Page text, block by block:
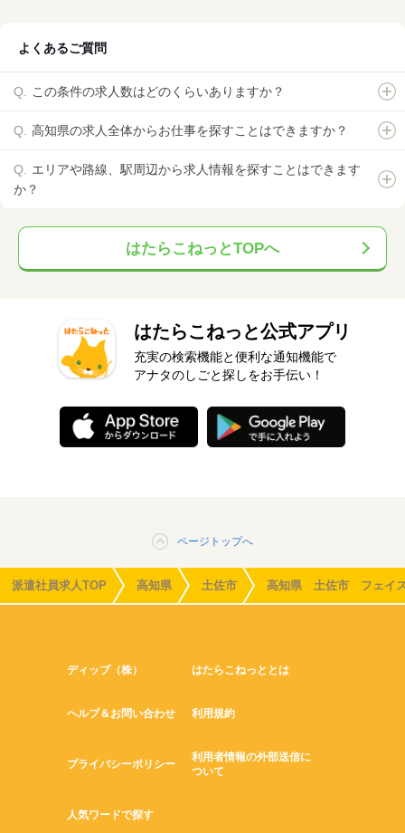
よくあるご質問
この条件の求人数はどのくらいありますか？
高知県の求人全体からお仕事を探すことはできますか？
エリアや路線、駅周辺から求人情報を探すことはできます
か？
はたらこねっとTOPへ
はたらこねっと公式アプリ
充実の検索機能と便利な通知機能で
アナタのしごと探しをお手伝い！
ページトップへ
派遣社員求人TOP 高知県 土佐市 高知県 土佐市 フェイ
ディップ（株） はたらこねっととは
ヘルプ＆お問い合わせ 利用規約
プライバシーポリシー
利用者情報の外部送信に
ついて
人気ワードで探す